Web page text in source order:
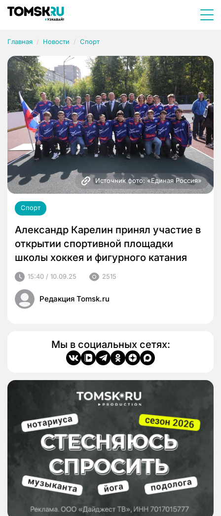
Главная Новости Спорт
Источник фото: «Единая Россия»
Спорт
Александр Карелин принял участие в
открытии спортивной площадки
школы хоккея и фигурного катания
15:40 / 10.09.25 2515
Редакция Tomsk.ru
Мы в социальных сетях: